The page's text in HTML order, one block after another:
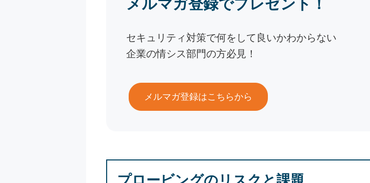
メルマガ登録でプレゼント！
セキュリティ対策で何をして良いかわからない
企業の情シス部門の方必見！
メルマガ登録はこちらから